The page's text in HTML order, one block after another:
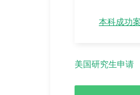
本科成功
美国研究生申请